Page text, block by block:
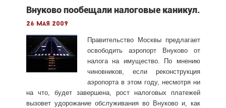
Внуково пообещали налоговые каникул.
26 мая 2009
Правительство Москвы предлагает
освободить аэропорт Внуково от
налога на имущество. По мнению
чиновников, если реконструкция
аэропорта в этом году, несмотря ни
на что, будет завершена, рост налоговых платежей
вызовет удорожание обслуживания во Внуково и, как